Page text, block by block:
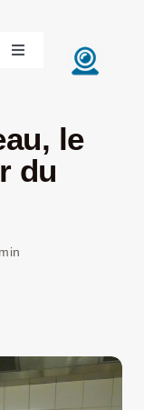
Toggle
Navigation
le
du